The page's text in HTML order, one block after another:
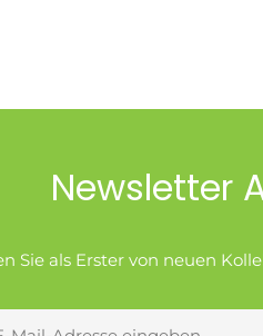
Newsletter
Sie als Erster von neuen